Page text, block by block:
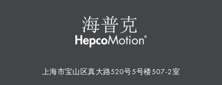
上海市宝山区真大路520号5号楼507-2室